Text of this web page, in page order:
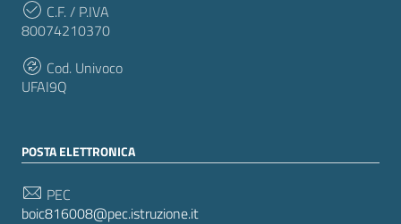
C.F. / P.IVA
80074210370
Cod. Univoco
UFAI9Q
POSTA ELETTRONICA
PEC
boic816008@pec.istruzione.it